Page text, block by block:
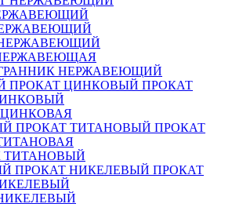
НЕРЖАВЕЮЩИЙ
ЦИНКОВЫЙ ПРОКАТ
ТИТАНОВЫЙ ПРОКАТ
ТИТАНОВЫЙ
НИКЕЛЕВЫЙ ПРОКАТ